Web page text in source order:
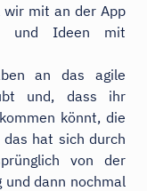
wir mit an der App
und Ideen mit
an das agile
und, dass ihr
könnt, die
hat sich durch
von der
dann nochmal